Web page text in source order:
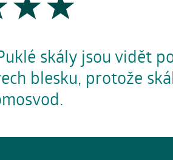
skály jsou vidět
blesku, protože